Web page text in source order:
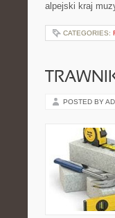
alpejski kraj
CATEGORIES:
POSTED BY